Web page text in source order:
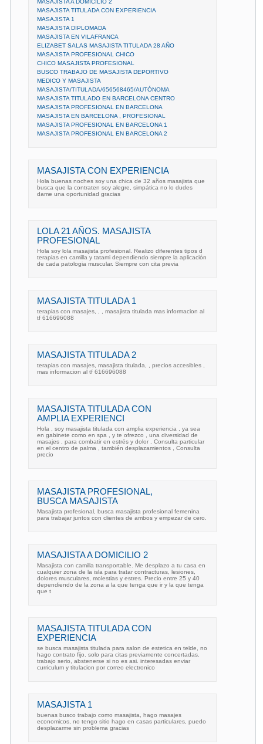
MASAJISTA A DOMICILIO 2
MASAJISTA TITULADA CON EXPERIENCIA
MASAJISTA 1
MASAJISTA DIPLOMADA
MASAJISTA EN VILAFRANCA
ELIZABET SALAS MASAJISTA TITULADA 28 AÑO
MASAJISTA PROFESIONAL CHICO
CHICO MASAJISTA PROFESIONAL
BUSCO TRABAJO DE MASAJISTA DEPORTIVO
MEDICO Y MASAJISTA
MASAJISTA/TITULADA/656568465/AUTÓNOMA
MASAJISTA TITULADO EN BARCELONA CENTRO
MASAJISTA PROFESIONAL EN BARCELONA
MASAJISTA EN BARCELONA , PROFESIONAL
MASAJISTA PROFESIONAL EN BARCELONA 1
MASAJISTA PROFESIONAL EN BARCELONA 2
MASAJISTA CON EXPERIENCIA
Hola buenas noches soy una chica de 32 años masajista que
busca que la contraten soy alegre, simpática no lo dudes
dame una oportunidad gracias
LOLA 21 AÑOS. MASAJISTA
PROFESIONAL
Hola soy lola masajista profesional. Realizo diferentes tipos d
terapias en camilla y tatami dependiendo siempre la aplicación
de cada patologia muscular. Siempre con cita previa
MASAJISTA TITULADA 1
terapias con masajes, , , masajista titulada mas informacion al
tf 616696088
MASAJISTA TITULADA 2
terapias con masajes, masajista titulada, , precios accesibles ,
mas informacion al tf 616696088
MASAJISTA TITULADA CON
AMPLIA EXPERIENCI
Hola , soy masajista titulada con amplia experiencia , ya sea
en gabinete como en spa , y te ofrezco , una diversidad de
masajes , para combatir en estrés y dolor . Consulta particular
en el centro de palma , también desplazamientos , Consulta
precio
MASAJISTA PROFESIONAL,
BUSCA MASAJISTA
Masajista profesional, busca masajista profesional femenina
para trabajar juntos con clientes de ambos y empezar de cero.
MASAJISTA A DOMICILIO 2
Masajista con camilla transportable. Me desplazo a tu casa en
cualquier zona de la isla para tratar contracturas, lesiones,
dolores musculares, molestias y estres. Precio entre 25 y 40
dependiendo de la zona a la que tenga que ir y la que tenga
que t
MASAJISTA TITULADA CON
EXPERIENCIA
se busca masajista titulada para salon de estetica en telde, no
hago contrato fijo. solo para citas previamente concertadas.
trabajo serio, abstenerse si no es asi. interesadas enviar
curriculum y titulacion por correo electronico
MASAJISTA 1
buenas busco trabajo como masajista, hago masajes
economicos, no tengo sitio hago en casas particulares, puedo
desplazarme sin problema gracias